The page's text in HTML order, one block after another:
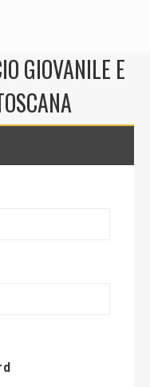
GIOVANILE E